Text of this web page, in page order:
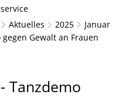
Aktuelles 2025
Januar
Gewalt an Frauen
Tanzdemo